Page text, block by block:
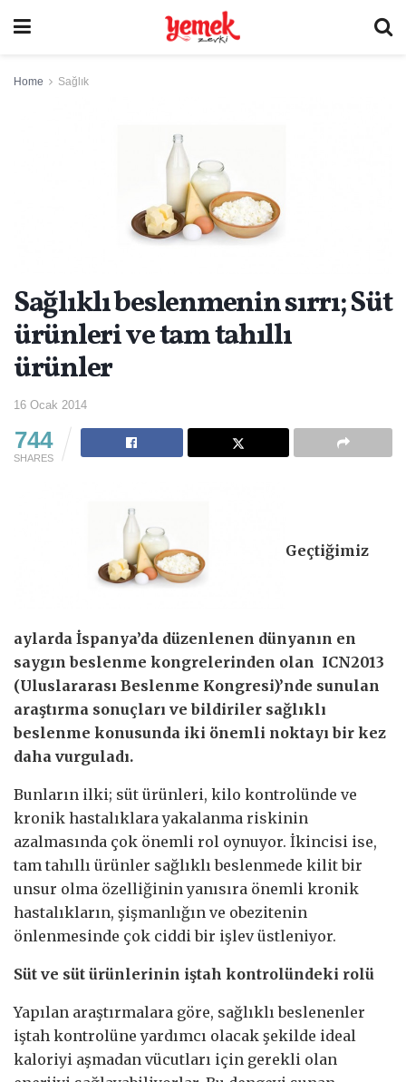
Home Sağlık
Sağlıklı beslenmenin sırrı; Süt
ürünleri ve tam tahıllı
ürünler
16 Ocak 2014
744
SHARES
Geçtiğimiz
aylarda İspanya’da düzenlenen dünyanın en
saygın beslenme kongrelerinden olan ICN2013
(Uluslararası Beslenme Kongresi)’nde sunulan
araştırma sonuçları ve bildiriler sağlıklı
beslenme konusunda iki önemli noktayı bir kez
daha vurguladı.
Bunların ilki; süt ürünleri, kilo kontrolünde ve
kronik hastalıklara yakalanma riskinin
azalmasında çok önemli rol oynuyor. İkincisi ise,
tam tahıllı ürünler sağlıklı beslenmede kilit bir
unsur olma özelliğinin yanısıra önemli kronik
hastalıkların, şişmanlığın ve obezitenin
önlenmesinde çok ciddi bir işlev üstleniyor.
Süt ve süt ürünlerinin iştah kontrolündeki rolü
Yapılan araştırmalara göre, sağlıklı beslenenler
iştah kontrolüne yardımcı olacak şekilde ideal
kaloriyi aşmadan vücutları için gerekli olan